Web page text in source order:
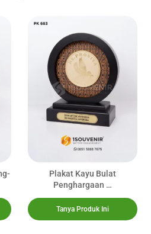
Plakat Kayu Bulat
Penghargaan …
Tanya Produk Ini